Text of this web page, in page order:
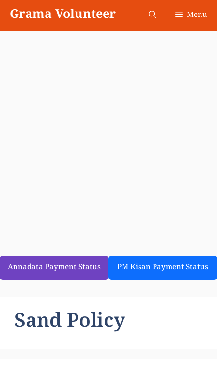
content
Grama Volunteer Menu
Annadata Payment Status PM Kisan Payment Status
Sand Policy